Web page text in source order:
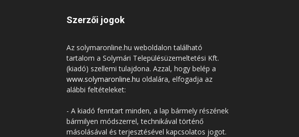
Szerzői jogok
Az solymaronline.hu weboldalon található
tartalom a Solymári Településüzemeltetési Kft.
(kiadó) szellemi tulajdona. Azzal, hogy belép a
www.solymaronline.hu oldalára, elfogadja az
alábbi feltételeket:
- A kiadó fenntart minden, a lap bármely részének
bármilyen módszerrel, technikával történő
másolásával és terjesztésével kapcsolatos jogot.